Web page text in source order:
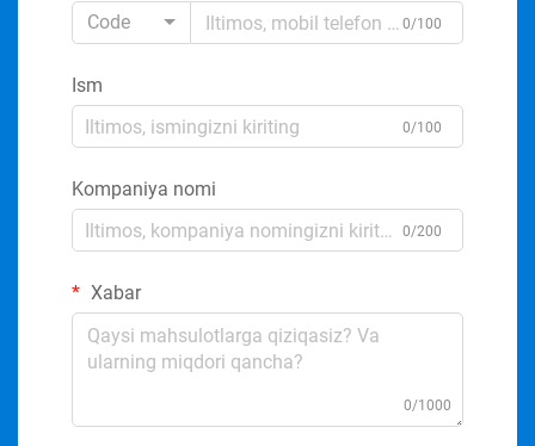
Code
0/100
Ism
0/100
Kompaniya nomi
0/200
Xabar
0/1000